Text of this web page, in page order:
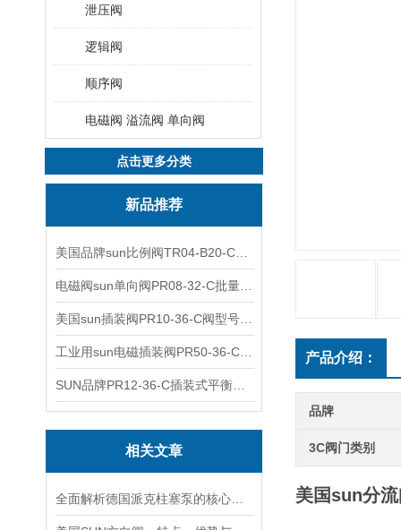
泄压阀
逻辑阀
顺序阀
电磁阀 溢流阀 单向阀
点击更多分类
新品推荐
相关文章
产品介绍：
品牌
3C阀门类别
美国sun分